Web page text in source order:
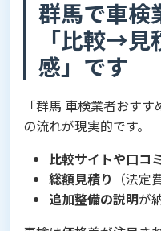
群馬で車検
「比較→
感」です
「群馬 車検業者おす
の流れが現実的です。
比較サイトや口コミ
総額見積り （法
追加整備の説明が